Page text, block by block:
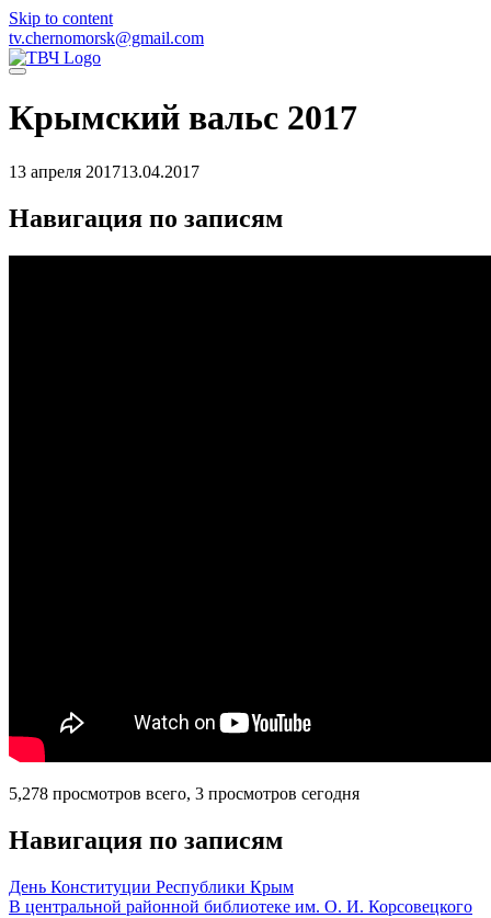
Skip to content
tv.chernomorsk@gmail.com
Крымский вальс 2017
13 апреля 201713.04.2017
Навигация по записям
5,278 просмотров всего, 3 просмотров сегодня
Навигация по записям
День Конституции Республики Крым
В центральной районной библиотеке им. О. И. Корсовецкого